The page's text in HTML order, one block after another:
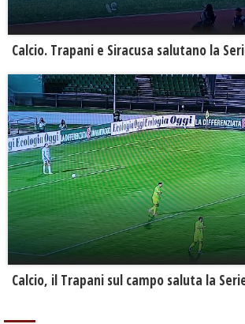
Calcio. Trapani e Siracusa salutano la
Calcio, il Trapani sul campo saluta la